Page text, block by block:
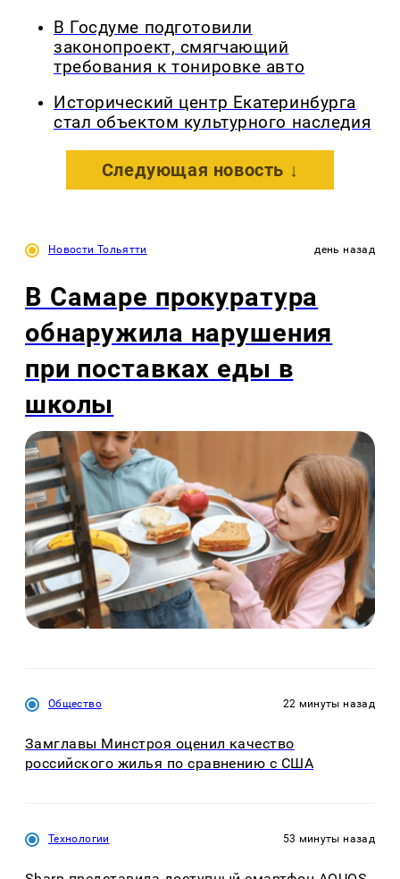
В Госдуме подготовили
законопроект, смягчающий
требования к тонировке авто
Исторический центр Екатеринбурга
стал объектом культурного наследия
Следующая новость ↓
Новости Тольятти день назад
В Самаре прокуратура
обнаружила нарушения
при поставках еды в
школы
Общество 22 минуты назад
Замглавы Минстроя оценил качество
российского жилья по сравнению с США
Технологии 53 минуты назад